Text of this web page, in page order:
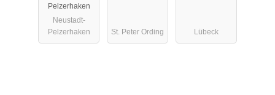
Pelzerhaken
Neustadt-
Pelzerhaken
St. Peter Ording Lübeck